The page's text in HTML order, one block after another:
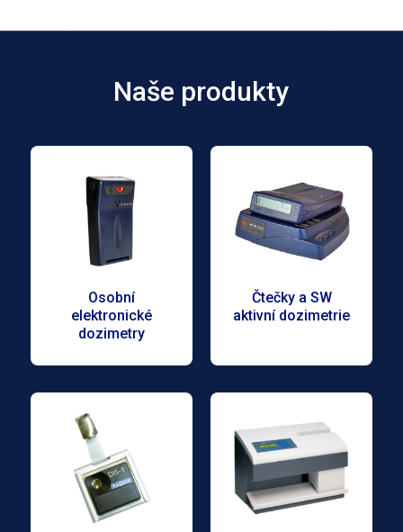
Naše produkty
Osobní
elektronické
dozimetry
Čtečky a SW
aktivní dozimetrie